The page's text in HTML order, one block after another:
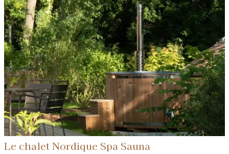
Le chalet Nordique Spa Sauna